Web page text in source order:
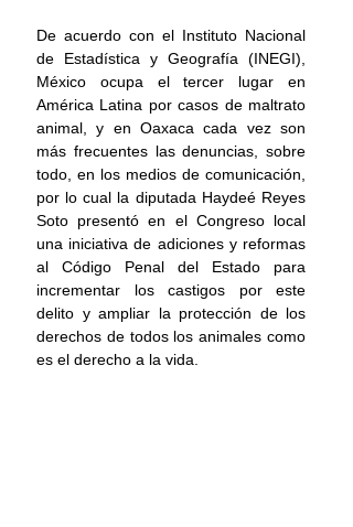
De acuerdo con el Instituto Nacional
de Estadística y Geografía (INEGI),
México ocupa el tercer lugar en
América Latina por casos de maltrato
animal, y en Oaxaca cada vez son
más frecuentes las denuncias, sobre
todo, en los medios de comunicación,
por lo cual la diputada Haydeé Reyes
Soto presentó en el Congreso local
una iniciativa de adiciones y reformas
al Código Penal del Estado para
incrementar los castigos por este
delito y ampliar la protección de los
derechos de todos los animales como
es el derecho a la vida.